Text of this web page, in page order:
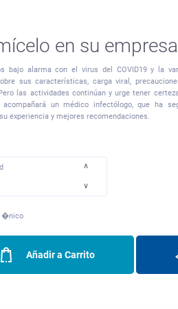
en su empresa
bajo alarma con el virus del COVID19 y la
sus características, carga viral,
las actividades continúan y urge tener
acompañará un médico infectólogo, que ha
experiencia y mejores recomendaciones.
∨
∧
�nico
Añadir a Carrito